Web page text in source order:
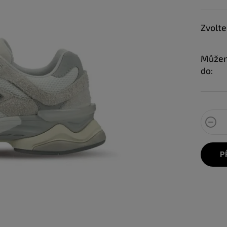
do: